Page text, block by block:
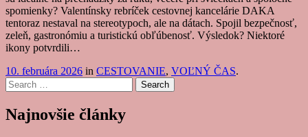
spomienky? Valentínsky rebríček cestovnej kancelárie DAKA
tentoraz nestaval na stereotypoch, ale na dátach. Spojil bezpečnosť,
zeleň, gastronómiu a turistickú obľúbenosť. Výsledok? Niektoré
ikony potvrdili…
10. februára 2026 in CESTOVANIE, VOĽNÝ ČAS.
Search
Najnovšie články